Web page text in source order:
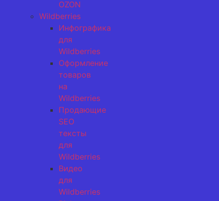
OZON
Wildberries
Инфографика
для
Wildberries
Оформление
товаров
на
Wildberries
Продающие
SEO
тексты
для
Wildberries
Видео
для
Wildberries